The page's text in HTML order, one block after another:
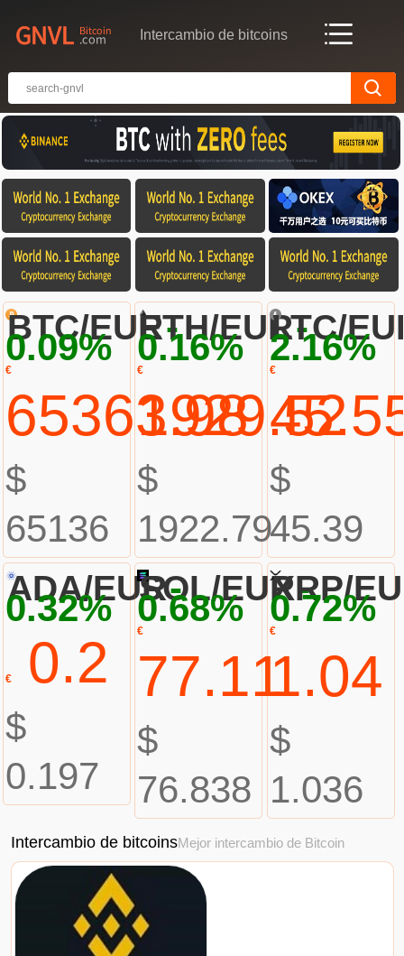
Intercambio de bitcoins
BTC/EUR-
0.09%
€
65363.98
$
65136
ETH/EUR-
0.16%
€
1929.52
$
1922.79
LTC/
2.16%
€
$
45.39
ADA/EUR-
0.32%
€0.2
$
0.197
SOL/EUR-
0.68%
€
77.11
$
76.838
XRP/
0.72%
€
1.04
$
1.036
Intercambio de bitcoinsMejor intercambio de Bitcoin